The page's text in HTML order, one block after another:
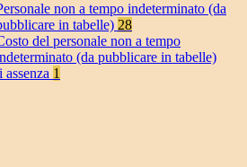
non a tempo indeterminato (da
in tabelle) 28
del personale non a tempo
(da pubblicare in tabelle)
assenza 1